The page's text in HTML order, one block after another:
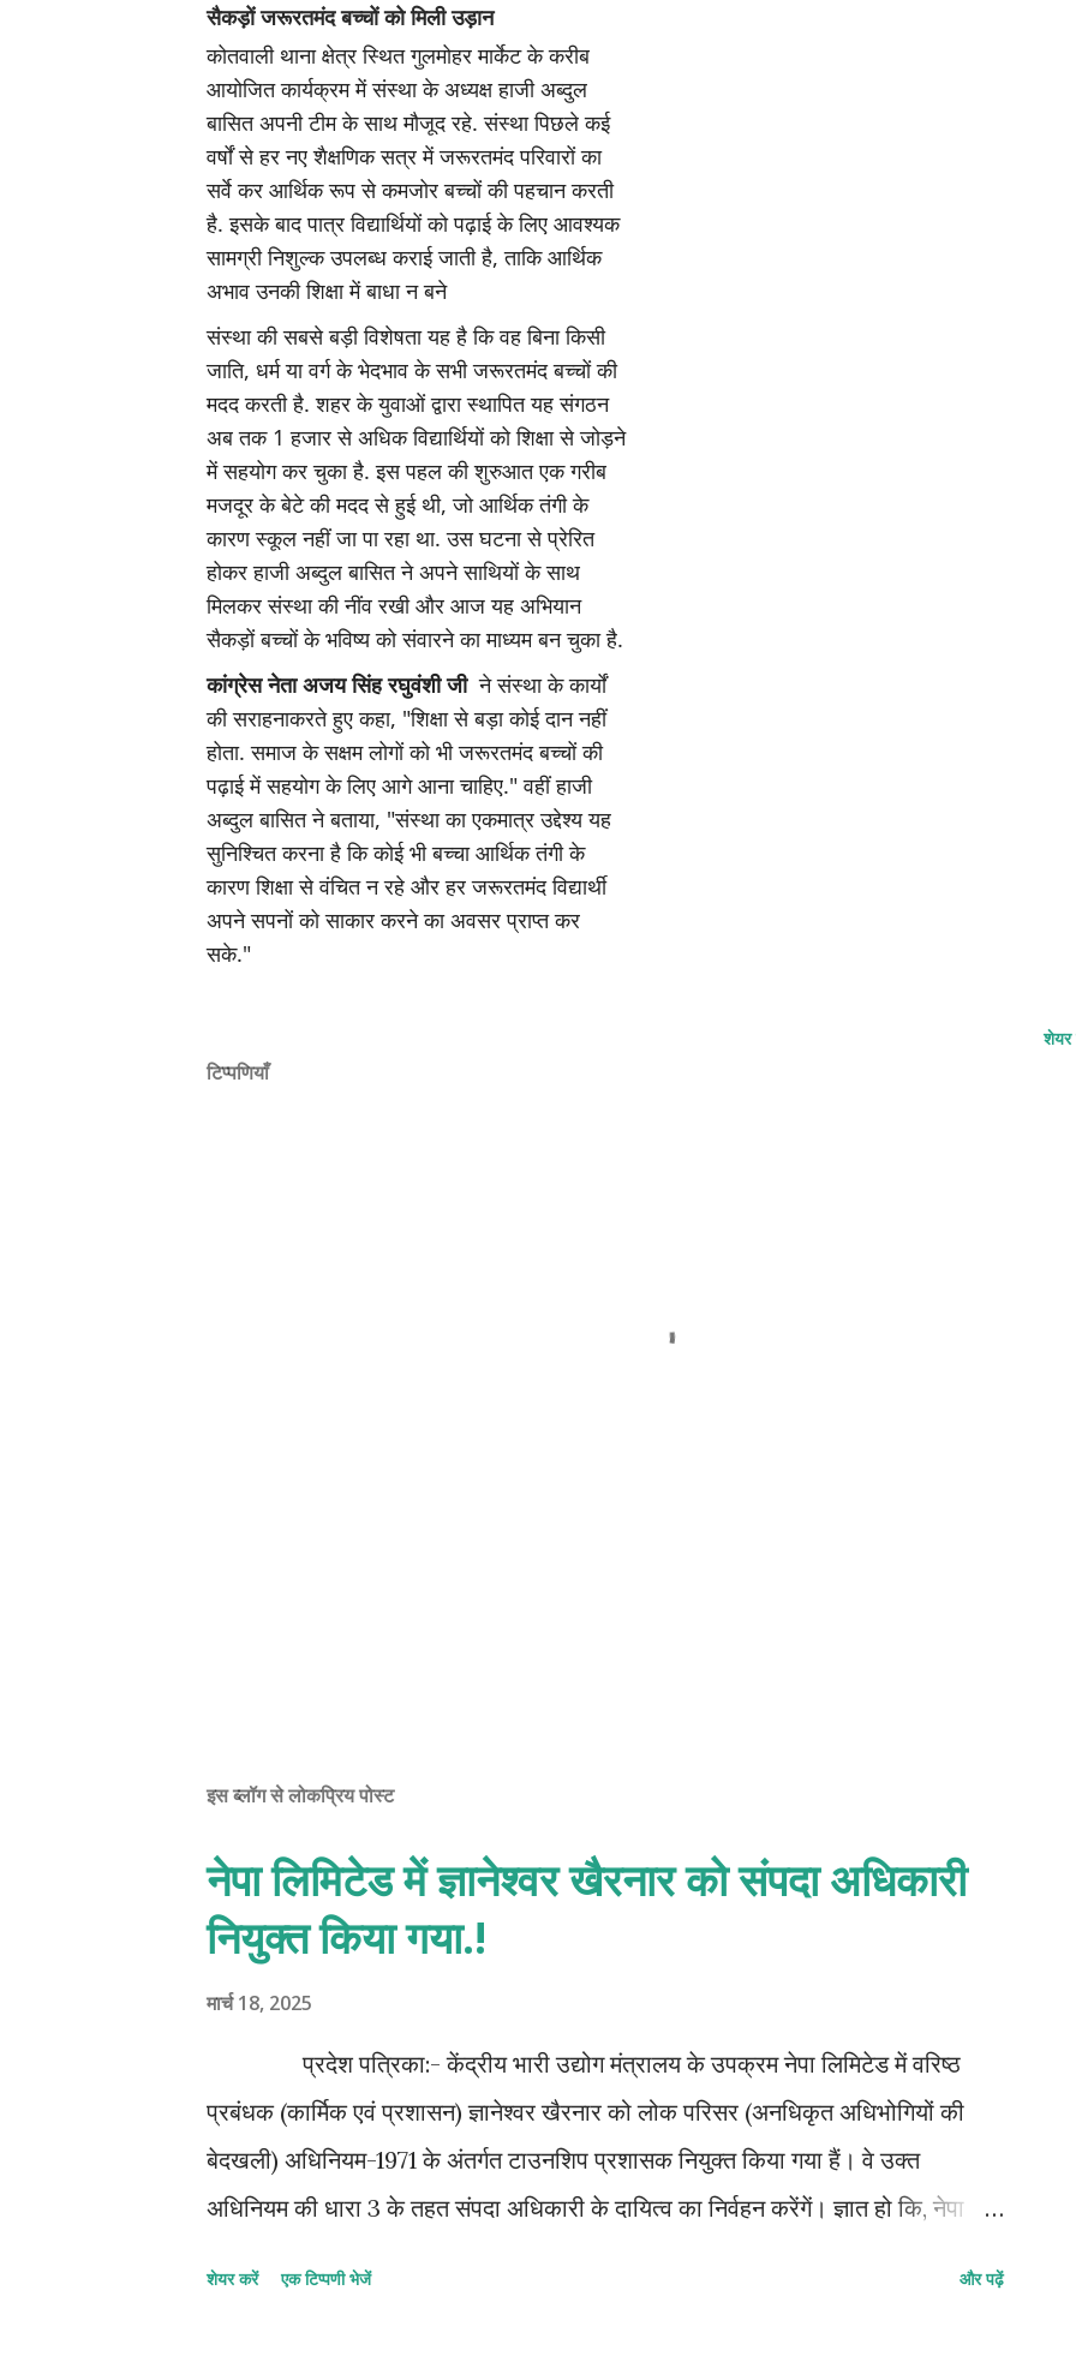
सैकड़ों जरूरतमंद बच्चों को मिली उड़ान
कोतवाली थाना क्षेत्र स्थित गुलमोहर मार्केट के करीब
आयोजित कार्यक्रम में संस्था के अध्यक्ष हाजी अब्दुल
बासित अपनी टीम के साथ मौजूद रहे. संस्था पिछले कई
वर्षों से हर नए शैक्षणिक सत्र में जरूरतमंद परिवारों का
सर्वे कर आर्थिक रूप से कमजोर बच्चों की पहचान करती
है. इसके बाद पात्र विद्यार्थियों को पढ़ाई के लिए आवश्यक
सामग्री निशुल्क उपलब्ध कराई जाती है, ताकि आर्थिक
अभाव उनकी शिक्षा में बाधा न बने
संस्था की सबसे बड़ी विशेषता यह है कि वह बिना किसी
जाति, धर्म या वर्ग के भेदभाव के सभी जरूरतमंद बच्चों की
मदद करती है. शहर के युवाओं द्वारा स्थापित यह संगठन
अब तक 1 हजार से अधिक विद्यार्थियों को शिक्षा से जोड़ने
में सहयोग कर चुका है. इस पहल की शुरुआत एक गरीब
मजदूर के बेटे की मदद से हुई थी, जो आर्थिक तंगी के
कारण स्कूल नहीं जा पा रहा था. उस घटना से प्रेरित
होकर हाजी अब्दुल बासित ने अपने साथियों के साथ
मिलकर संस्था की नींव रखी और आज यह अभियान
सैकड़ों बच्चों के भविष्य को संवारने का माध्यम बन चुका है.
कांग्रेस नेता अजय सिंह रघुवंशी जी ने संस्था के कार्यों
की सराहनाकरते हुए कहा, "शिक्षा से बड़ा कोई दान नहीं
होता. समाज के सक्षम लोगों को भी जरूरतमंद बच्चों की
पढ़ाई में सहयोग के लिए आगे आना चाहिए." वहीं हाजी
अब्दुल बासित ने बताया, "संस्था का एकमात्र उद्देश्य यह
सुनिश्चित करना है कि कोई भी बच्चा आर्थिक तंगी के
कारण शिक्षा से वंचित न रहे और हर जरूरतमंद विद्यार्थी
अपने सपनों को साकार करने का अवसर प्राप्त कर
सके."
शेयर
टिप्पणियाँ
इस ब्लॉग से लोकप्रिय पोस्ट
नेपा लिमिटेड में ज्ञानेश्वर खैरनार को संपदा अधिकारी
नियुक्त किया गया.!
मार्च 18, 2025
प्रदेश पत्रिका:- केंद्रीय भारी उद्योग मंत्रालय के उपक्रम नेपा लिमिटेड में वरिष्ठ
प्रबंधक (कार्मिक एवं प्रशासन) ज्ञानेश्वर खैरनार को लोक परिसर (अनधिकृत अधिभोगियों की
बेदखली) अधिनियम-1971 के अंतर्गत टाउनशिप प्रशासक नियुक्त किया गया हैं। वे उक्त
अधिनियम की धारा 3 के तहत संपदा अधिकारी के दायित्व का निर्वहन करेंगें। ज्ञात हो कि, नेपा
शेयर करें एक टिप्पणी भेजें और पढ़ें